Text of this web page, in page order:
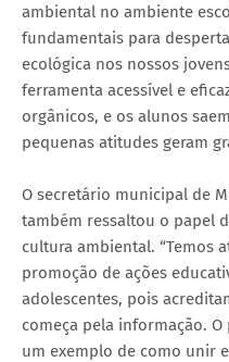
ambiental no ambiente
fundamentais para
ecológica nos nossos
ferramenta acessível e
orgânicos, e os alunos
pequenas atitudes geram
O secretário municipal de
também ressaltou o papel
cultura ambiental. “Temos
promoção de ações
adolescentes, pois
começa pela informação. O
um exemplo de como unir